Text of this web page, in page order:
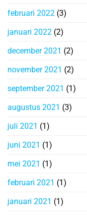
februari 2022 (3)
januari 2022 (2)
december 2021 (2)
november 2021 (2)
september 2021 (1)
augustus 2021 (3)
juli 2021 (1)
juni 2021 (1)
mei 2021 (1)
februari 2021 (1)
januari 2021 (1)